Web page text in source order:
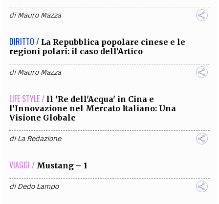
diMauro Mazza
DIRITTO / La Repubblica popolare cinese e le
regioni polari: il caso dell’Artico
diMauro Mazza
LIFE STYLE / ll 'Re dell'Acqua' in Cina e
l'Innovazione nel Mercato Italiano: Una
Visione Globale
diLa Redazione
VIAGGI / Mustang – 1
diDedo Lampo